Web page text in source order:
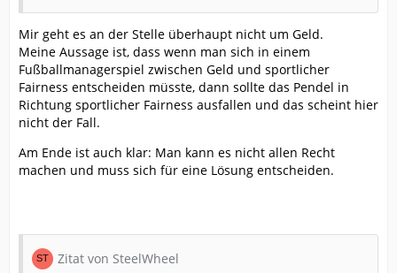
Mir geht es an der Stelle überhaupt nicht um Geld.
Meine Aussage ist, dass wenn man sich in einem
Fußballmanagerspiel zwischen Geld und sportlicher
Fairness entscheiden müsste, dann sollte das Pendel in
Richtung sportlicher Fairness ausfallen und das scheint hier
nicht der Fall.
Am Ende ist auch klar: Man kann es nicht allen Recht
machen und muss sich für eine Lösung entscheiden.
Zitat von SteelWheel